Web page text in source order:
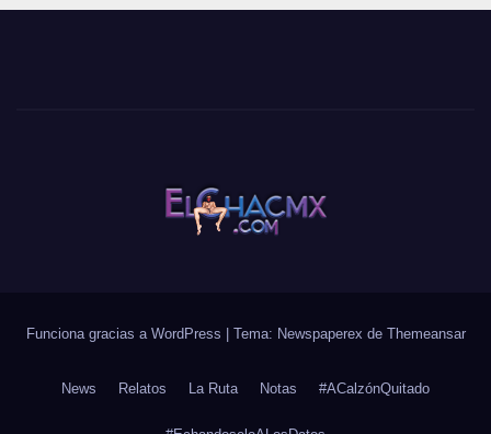
Funciona gracias a WordPress | Tema: Newspaperex de Themeansar
News Relatos La Ruta Notas #ACalzónQuitado